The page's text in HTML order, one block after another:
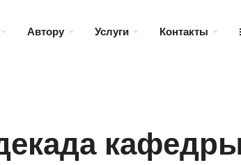
Автору Услуги Контакты